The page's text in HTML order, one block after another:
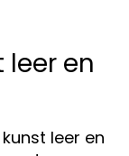
leer en
leer en